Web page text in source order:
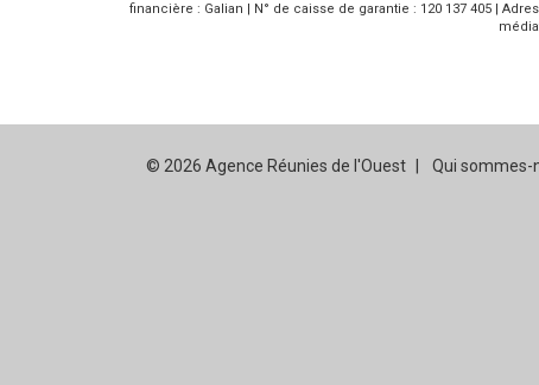
financière : Galian | N° de caisse de garantie : 120 137 405 |
© 2026 Agence Réunies de l'Ouest Qui sommes-